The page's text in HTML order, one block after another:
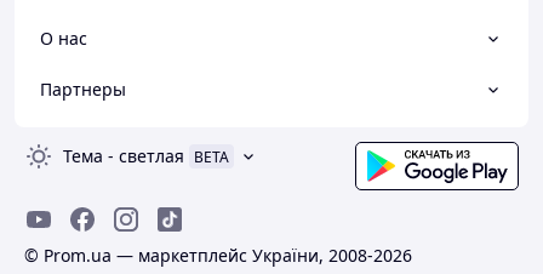
О нас
Партнеры
Тема - светлая BETA
© Prom.ua — маркетплейс України, 2008-2026